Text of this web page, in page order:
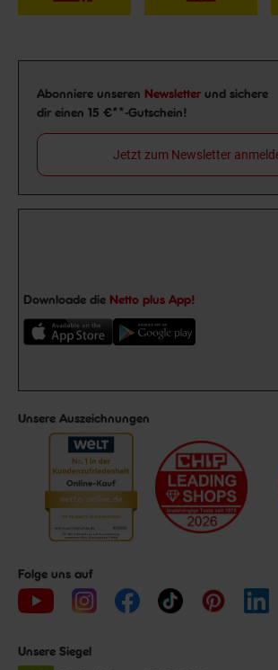
Newsletter Anmeldung
Abonniere unseren Newsletter und sichere
dir einen 15 €**-Gutschein!
Jetzt zum Newsletter
Downloade die Netto plus App!
Unsere Auszeichnungen
Folge uns auf
Unsere Siegel